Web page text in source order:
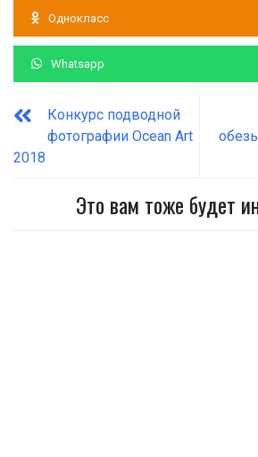
Однокласс
Whatsapp
Конкурс подводной
фотографии Ocean Art
2018
Это вам тоже будет